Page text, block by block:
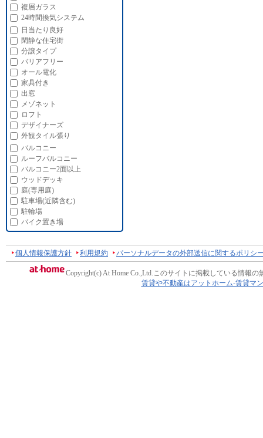
複層ガラス
24時間換気システム
日当たり良好
閑静な住宅街
分譲タイプ
バリアフリー
オール電化
家具付き
出窓
メゾネット
ロフト
デザイナーズ
外観タイル張り
バルコニー
ルーフバルコニー
バルコニー2面以上
ウッドデッキ
庭(専用庭)
駐車場(近隣含む)
駐輪場
バイク置き場
個人情報保護方針 利用規約 パーソナルデータの外部送信に関するポリシ
Copyright(c) At Home Co.,Ltd.このサイトに掲載している情報の
賃貸や不動産はアットホーム-賃貸マ